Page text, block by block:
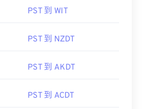
PST 到 WIT
PST 到 NZDT
PST 到 AKDT
PST 到 ACDT